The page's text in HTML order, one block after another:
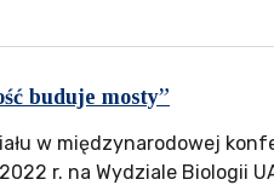
buduje mosty”
w międzynarodowej
r. na Wydziale Biologii